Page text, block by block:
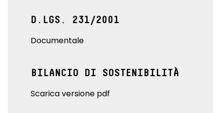
D.LGS. 231/2001
Documentale
BILANCIO DI SOSTENIBILITÀ
Scarica versione pdf